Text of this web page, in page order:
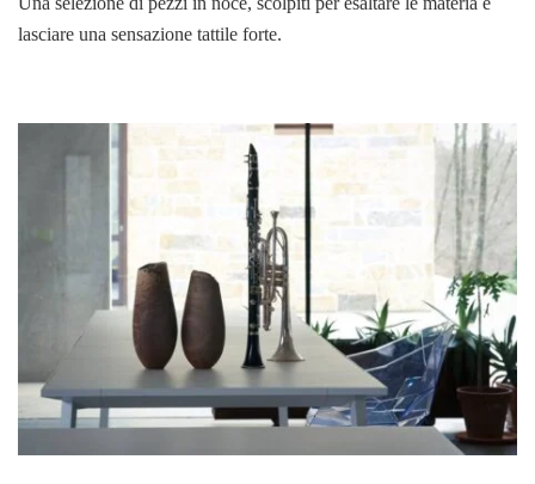
lasciare una sensazione tattile forte.